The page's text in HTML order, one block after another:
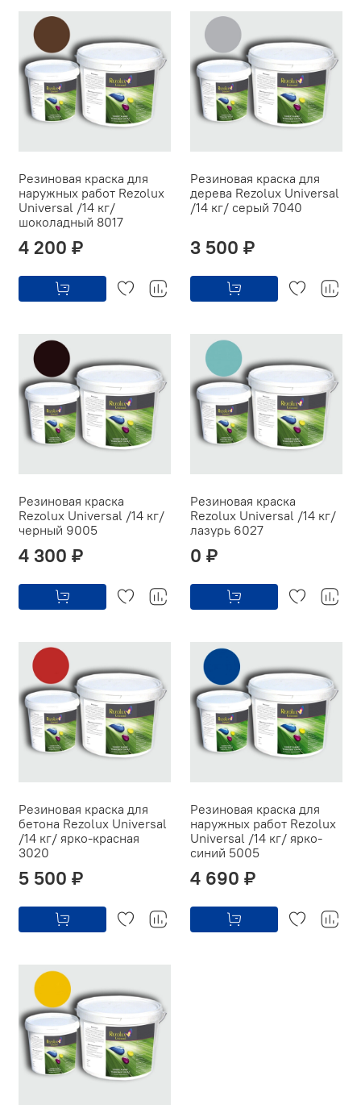
Резиновая краска для
наружных работ Rezolux
Universal /14 кг/
шоколадный 8017
4 200 ₽
Резиновая краска для
дерева Rezolux Universal
/14 кг/ серый 7040
3 500 ₽
Резиновая краска
Rezolux Universal /14 кг/
черный 9005
4 300 ₽
Резиновая краска
Rezolux Universal /14 кг/
лазурь 6027
0 ₽
Резиновая краска для
бетона Rezolux Universal
/14 кг/ ярко-красная
3020
5 500 ₽
Резиновая краска для
наружных работ Rezolux
Universal /14 кг/ ярко-
синий 5005
4 690 ₽